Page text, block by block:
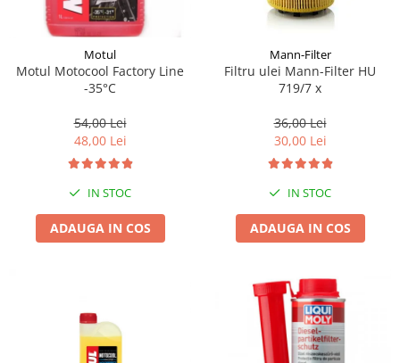
Motul
Motul Motocool Factory Line
-35°C
54,00 Lei
48,00 Lei
IN STOC
ADAUGA IN COS
Mann-Filter
Filtru ulei Mann-Filter HU
719/7 x
36,00 Lei
30,00 Lei
IN STOC
ADAUGA IN COS